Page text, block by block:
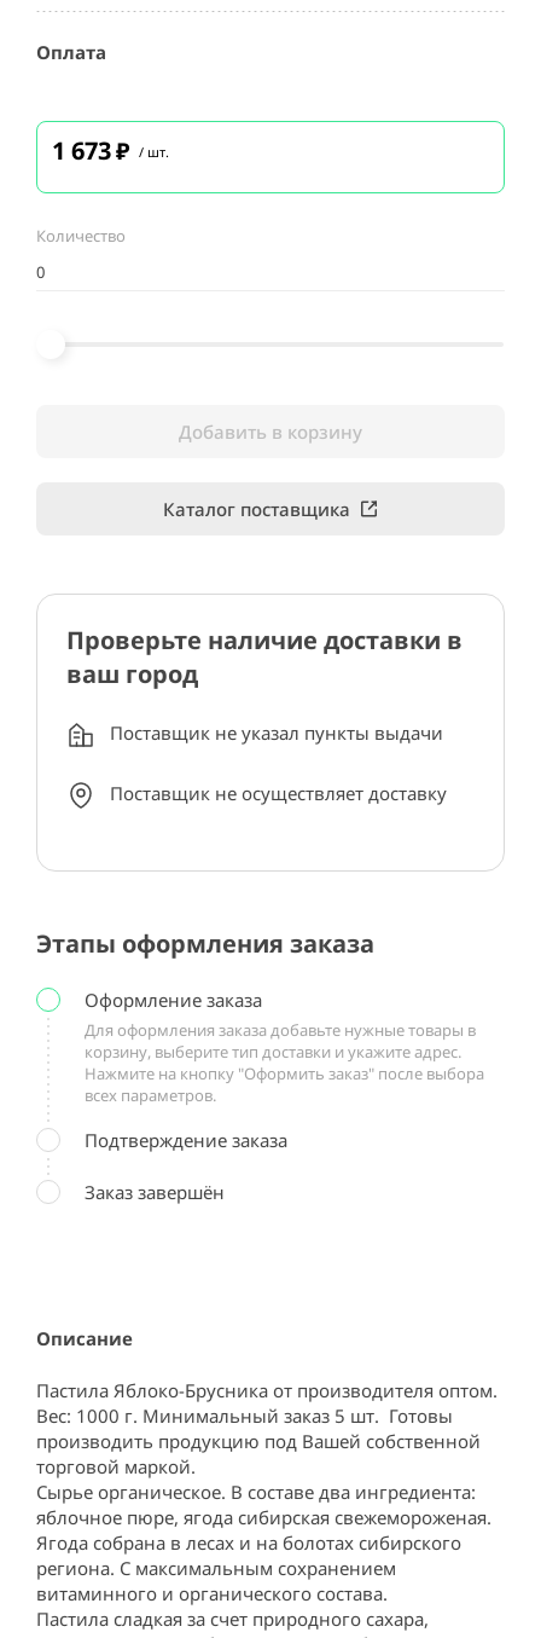
Описание
Пастила Яблоко-Брусника от производителя оптом.
Вес: 1000 г. Минимальный заказ 5 шт.  Готовы
производить продукцию под Вашей собственной
торговой маркой.
Сырье органическое. В составе два ингредиента:
яблочное пюре, ягода сибирская свежемороженая.
Ягода собрана в лесах и на болотах сибирского
региона. С максимальным сохранением
витаминного и органического состава.
Пастила сладкая за счет природного сахара,
Оплата
1 673₽ / шт.
Количество
Добавить в корзину
Каталог поставщика
Проверьте наличие доставки в
ваш город
Поставщик не указал пункты выдачи
Поставщик не осуществляет доставку
Этапы оформления заказа
Оформление заказа
Для оформления заказа добавьте нужные товары в
корзину, выберите тип доставки и укажите адрес.
Нажмите на кнопку "Оформить заказ" после выбора
всех параметров.
Подтверждение заказа
Заказ завершён